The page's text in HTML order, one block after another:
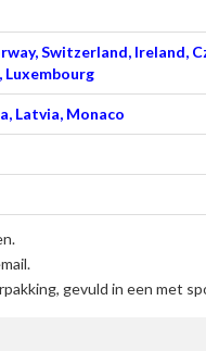
Switzerland, Ireland,
Luxembourg
Latvia, Monaco
gevuld in een met